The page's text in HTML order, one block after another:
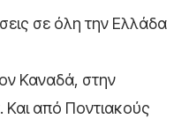
σε όλη την Ελλάδα
Καναδά, στην
Και από Ποντιακούς